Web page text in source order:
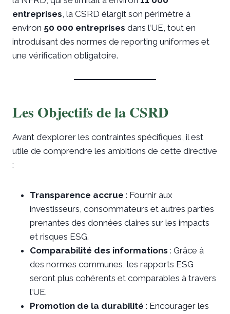
entreprises, la CSRD élargit son périmètre à
environ 50 000 entreprises dans l’UE, tout en
introduisant des normes de reporting uniformes et
une vérification obligatoire.
Les Objectifs de la CSRD
Avant d’explorer les contraintes spécifiques, il est
utile de comprendre les ambitions de cette directive
:
Transparence accrue : Fournir aux
investisseurs, consommateurs et autres parties
prenantes des données claires sur les impacts
et risques ESG.
Comparabilité des informations : Grâce à
des normes communes, les rapports ESG
seront plus cohérents et comparables à travers
l’UE.
Promotion de la durabilité : Encourager les